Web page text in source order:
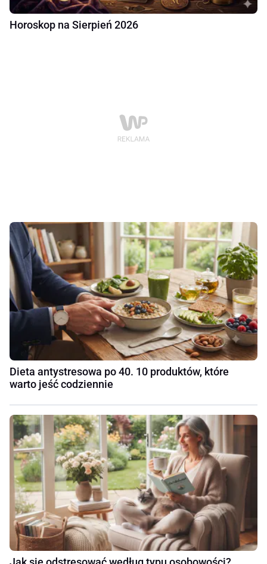
Horoskop na Sierpień 2026
Dieta antystresowa po 40. 10 produktów, które
warto jeść codziennie